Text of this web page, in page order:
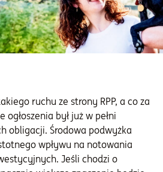
konto
Zaloguj
ruchu ze strony RPP, a co za
był już w pełni
obligacji. Środowa podwyżka
wpływu na notowania
Jeśli chodzi o